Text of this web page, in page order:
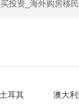
投资_海外购房移
土耳其 澳大利